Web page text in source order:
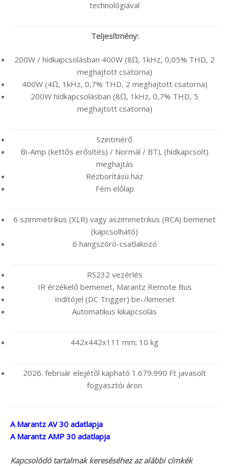
technológiával
Teljesítmény:
200W / hídkapcsolásban 400W (8Ω, 1kHz, 0,05% THD, 2
meghajtott csatorna)
400W (4Ω, 1kHz, 0,7% THD, 2 meghajtott csatorna)
200W hídkapcsolásban (8Ω, 1kHz, 0,7% THD, 5
meghajtott csatorna)
Szintmérő
Bi-Amp (kettős erősítés) / Normál / BTL (hídkapcsolt)
meghajtás
Rézborítású ház
Fém előlap
6 szimmetrikus (XLR) vagy aszimmetrikus (RCA) bemenet
(kapcsolható)
6 hangszóró-csatlakozó
RS232 vezérlés
IR érzékelő bemenet, Marantz Remote Bus
Indítójel (DC Trigger) be-/kimenet
Automatikus kikapcsolás
442x442x111 mm; 10 kg
2026. február elejétől kapható 1.679.990 Ft javasolt
fogyasztói áron
A Marantz AV 30 adatlapja
A Marantz AMP 30 adatlapja
Kapcsolódó tartalmak kereséséhez az alábbi címkék